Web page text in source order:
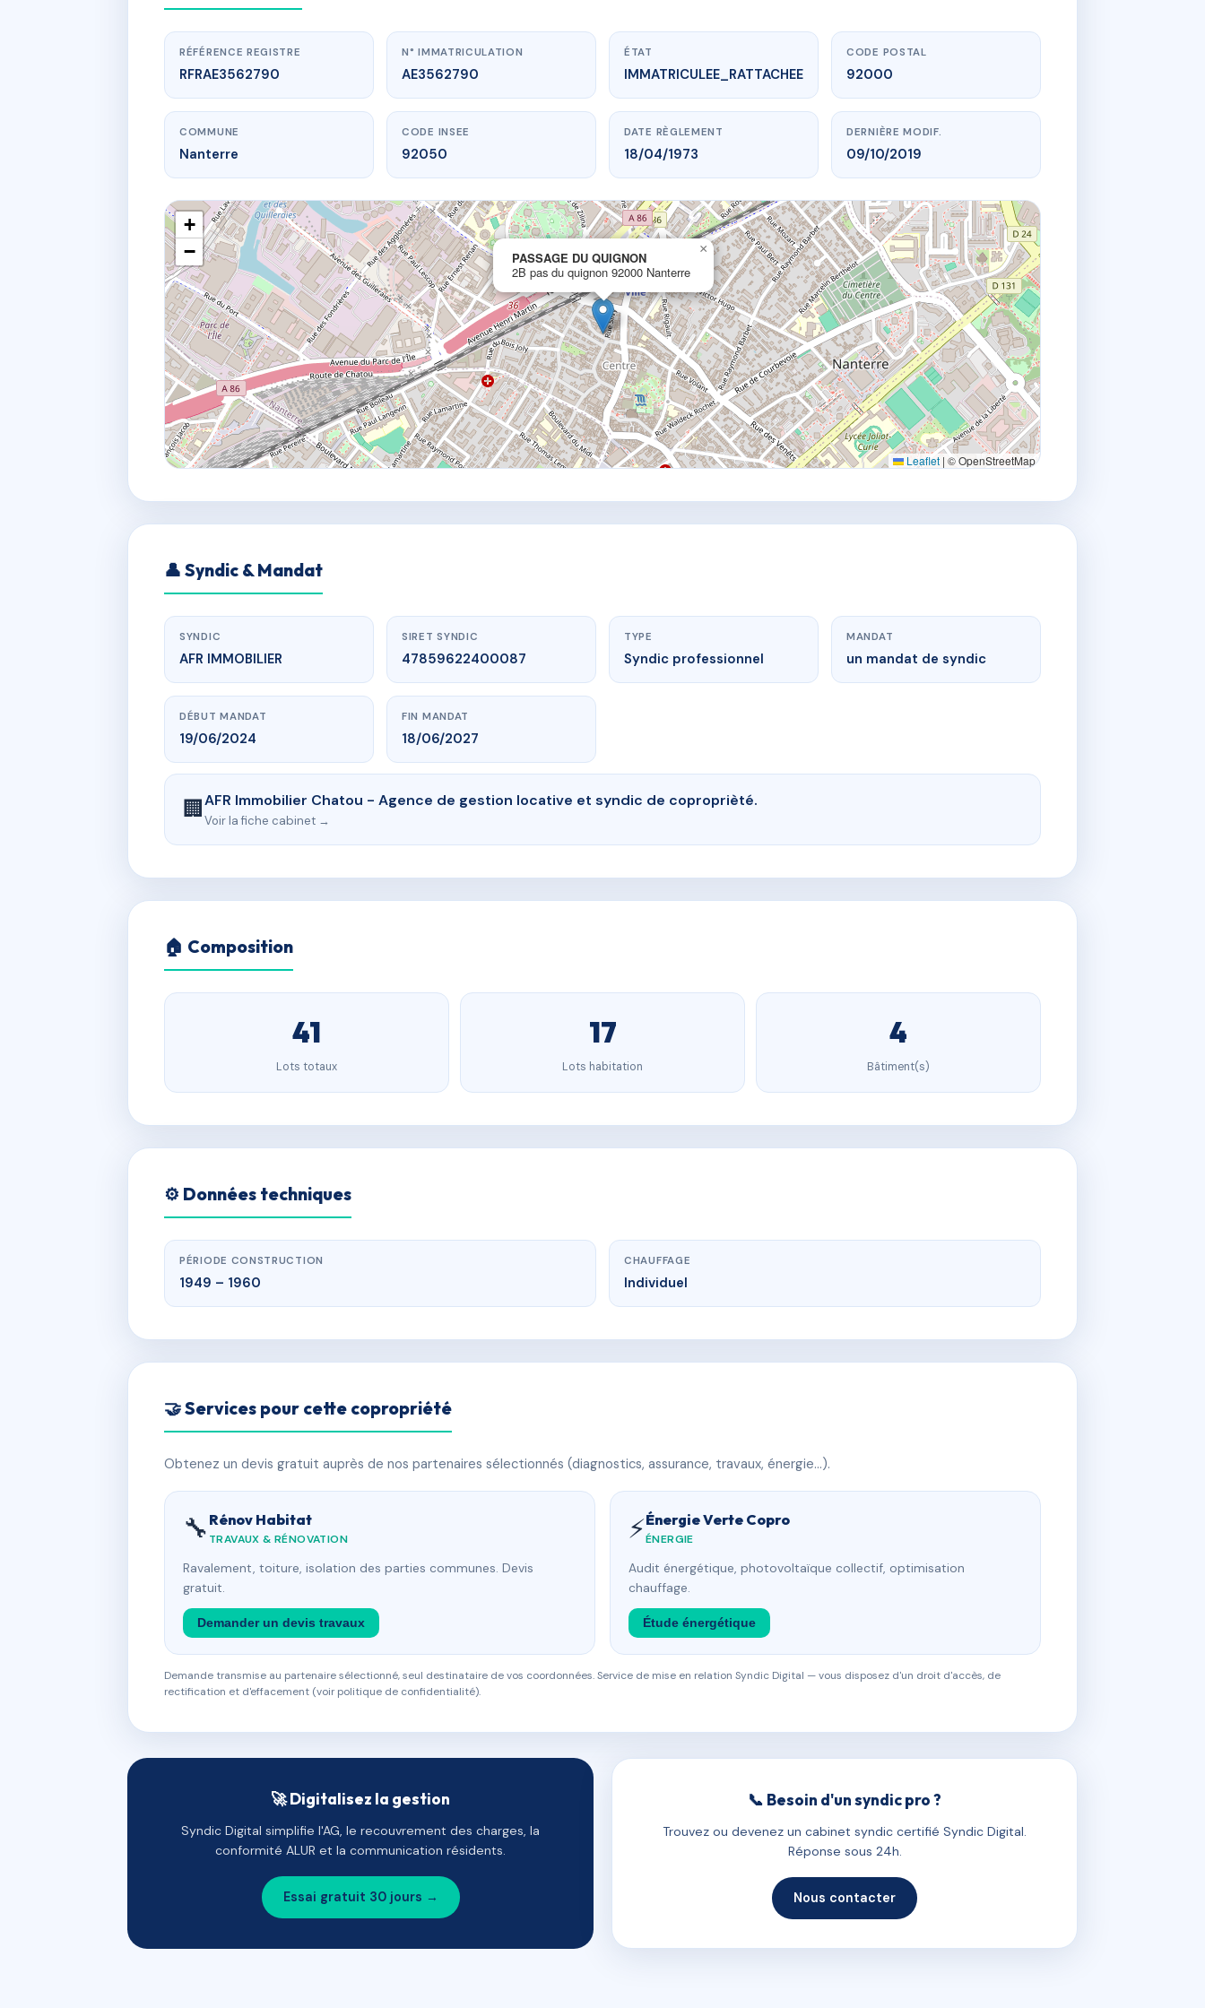
www.vme.plus/AE3562790
PASSAGE DU QUIGNON
2B pas du quignon92000 Nanterre
RÉFÉRENCE REGISTRE
RFRAE3562790
N° IMMATRICULATION
AE3562790
ÉTAT
IMMATRICULEE_RATTACHEE
CODE POSTAL
92000
COMMUNE
Nanterre
CODE INSEE
92050
DATE RÈGLEMENT
18/04/1973
DERNIÈRE MODIF.
09/10/2019
PASSAGE DU QUIGNON
2B pas du quignon 92000 Nanterre
×
+
−
Leaflet | © OpenStreetMap
👤 Syndic & Mandat
SYNDIC
AFR IMMOBILIER
SIRET SYNDIC
47859622400087
TYPE
Syndic professionnel
MANDAT
un mandat de syndic
DÉBUT MANDAT
19/06/2024
FIN MANDAT
18/06/2027
🏢AFR Immobilier Chatou - Agence de gestion locative et syndic de coproprièté.
Voir la fiche cabinet →
🏠 Composition
41
Lots totaux
17
Lots habitation
4
Bâtiment(s)
⚙️ Données techniques
PÉRIODE CONSTRUCTION
1949 – 1960
CHAUFFAGE
Individuel
🤝 Services pour cette copropriété
Obtenez un devis gratuit auprès de nos partenaires sélectionnés (diagnostics, assurance, travaux, énergie…).
🔧 Rénov Habitat
TRAVAUX & RÉNOVATION
Ravalement, toiture, isolation des parties communes. Devis
gratuit.
Demander un devis travaux
⚡Énergie Verte Copro
ÉNERGIE
Audit énergétique, photovoltaïque collectif, optimisation
chauffage.
Étude énergétique
Demande transmise au partenaire sélectionné, seul destinataire de vos coordonnées. Service de mise en relation Syndic Digital — vous disposez d'un droit d'accès, de
rectification et d'effacement (voir politique de confidentialité).
🚀 Digitalisez la gestion
Syndic Digital simplifie l'AG, le recouvrement des charges, la
conformité ALUR et la communication résidents.
Essai gratuit 30 jours →
📞 Besoin d'un syndic pro ?
Trouvez ou devenez un cabinet syndic certifié Syndic Digital.
Réponse sous 24h.
Nous contacter